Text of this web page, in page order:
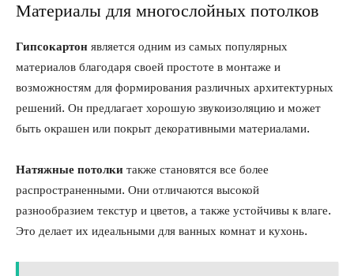
Материалы для многослойных потолков
Гипсокартон является одним из самых популярных
материалов благодаря своей простоте в монтаже и
возможностям для формирования различных архитектурных
решений. Он предлагает хорошую звукоизоляцию и может
быть окрашен или покрыт декоративными материалами.
Натяжные потолки также становятся все более
распространенными. Они отличаются высокой
разнообразием текстур и цветов, а также устойчивы к влаге.
Это делает их идеальными для ванных комнат и кухонь.